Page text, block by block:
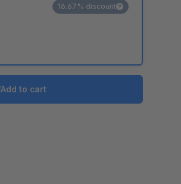
16.67% discount
Add to cart